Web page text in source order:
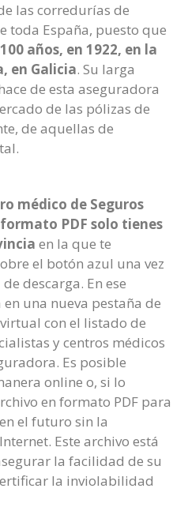
las corredurías de
toda España, puesto que
años, en 1922, en la
en Galicia. Su larga
de esta aseguradora
de las pólizas de
de aquellas de
médico de Seguros
PDF solo tienes
en la que te
el botón azul una vez
descarga. En ese
una nueva pestaña de
con el listado de
y centros médicos
Es posible
online o, si lo
en formato PDF para
el futuro sin la
Este archivo está
la facilidad de su
la inviolabilidad